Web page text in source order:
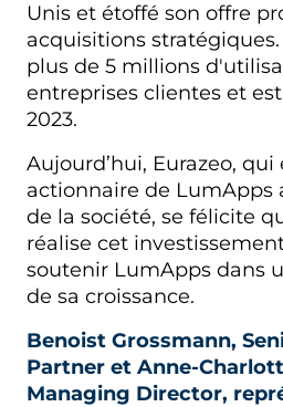
Unis et étoffé son offre
acquisitions
plus de 5 millions
entreprises clientes et
2023.
Aujourd’hui, Eurazeo,
actionnaire de LumApps
de la société, se félicite
réalise cet
soutenir LumApps dans
de sa croissance.
Benoist Grossmann,
Partner et Anne-
Managing Director,